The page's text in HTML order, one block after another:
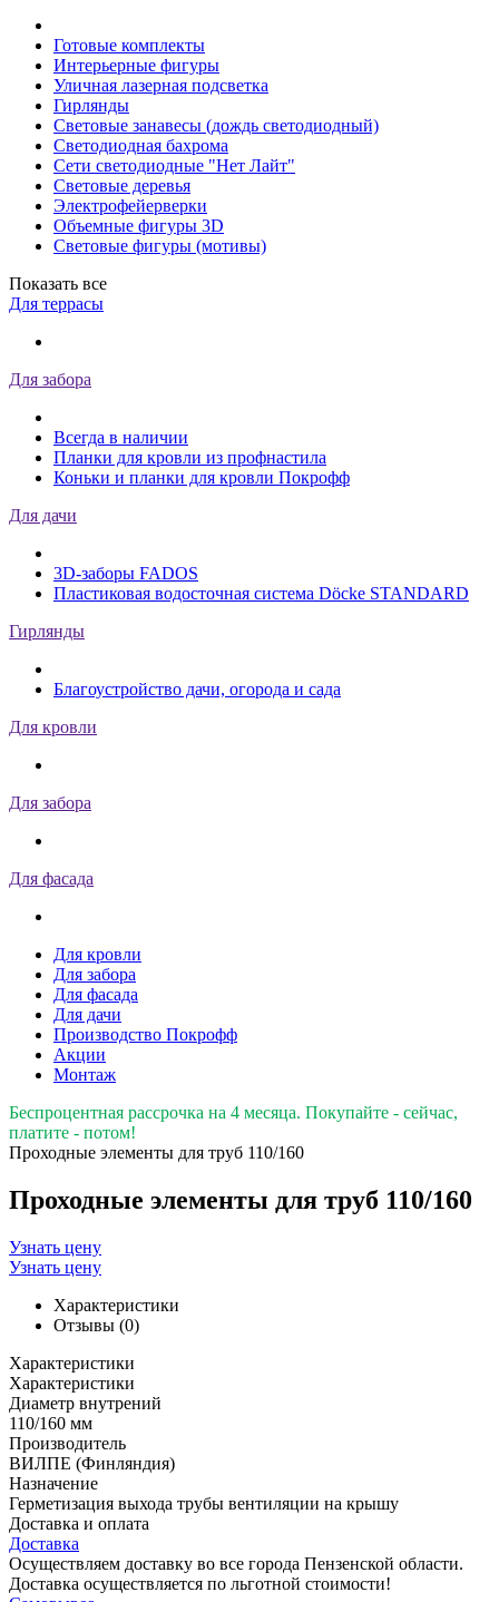
Готовые комплекты
Интерьерные фигуры
Уличная лазерная подсветка
Гирлянды
Световые занавесы (дождь светодиодный)
Светодиодная бахрома
Сети светодиодные "Нет Лайт"
Световые деревья
Электрофейерверки
Объемные фигуры 3D
Световые фигуры (мотивы)
Показать все
Для террасы
Для забора
Всегда в наличии
Планки для кровли из профнастила
Коньки и планки для кровли Покрофф
Для дачи
3D-заборы FADOS
Пластиковая водосточная система Döcke STANDARD
Гирлянды
Благоустройство дачи, огорода и сада
Для кровли
Для забора
Для фасада
Для кровли
Для забора
Для фасада
Для дачи
Производство Покрофф
Акции
Монтаж
Беспроцентная рассрочка на 4 месяца. Покупайте - сейчас,
платите - потом!
Проходные элементы для труб 110/160
Проходные элементы для труб 110/160
Узнать цену
Узнать цену
Характеристики
Отзывы (0)
Характеристики
Характеристики
Диаметр внутрений
110/160 мм
Производитель
ВИЛПЕ (Финляндия)
Назначение
Герметизация выхода трубы вентиляции на крышу
Доставка и оплата
Доставка
Осуществляем доставку во все города Пензенской области.
Доставка осуществляется по льготной стоимости!